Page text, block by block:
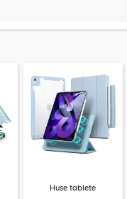
Huse tablete